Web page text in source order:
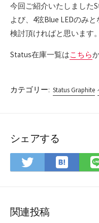
今回ご紹介いたしました
よび、4弦Blue LEDのみ
検討頂ければと思います。
Status在庫一覧はこちら
カテゴリー: Status Graphite
シェアする
Twitter
で
ア
は
て
関連投稿